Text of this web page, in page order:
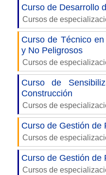
Curso de Desarrollo
Cursos de
Curso de Técnico
y No Peligrosos
Cursos de
Curso de
Construcción
Cursos de
Curso de Gestión de
Cursos de
Curso de Gestión de
Cursos de